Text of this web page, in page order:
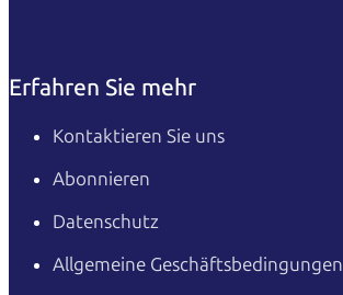
Erfahren Sie mehr
Kontaktieren Sie uns
Abonnieren
Datenschutz
Allgemeine Geschäftsbedingungen